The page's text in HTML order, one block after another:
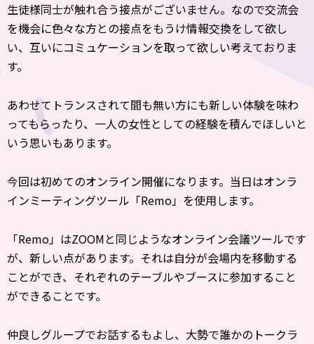
生徒様同士が触れ合う接点がございません。なので交流会
を機会に色々な方との接点をもうけ情報交換をして欲し
い、互いにコミュケーションを取って欲しい考えておりま
す。
あわせてトランスされて間も無い方にも新しい体験を味わ
ってもらったり、一人の女性としての経験を積んでほしいと
いう思いもあります。
今回は初めてのオンライン開催になります。当日はオンラ
インミーティングツール「Remo」を使用します。
「Remo」はZOOMと同じようなオンライン会議ツールです
が、新しい点があります。それは自分が会場内を移動する
ことができ、それぞれのテーブルやブースに参加すること
ができることです。
仲良しグループでお話するもよし、大勢で誰かのトークラ